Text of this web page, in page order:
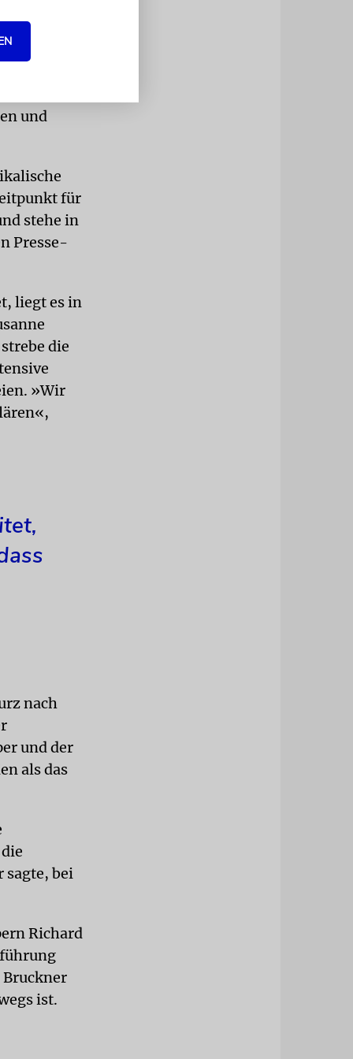
hatten
und
für
stehe in
Presse-
liegt es in
die
»Wir
nach
und der
als das
sagte, bei
Richard
Bruckner
ist.